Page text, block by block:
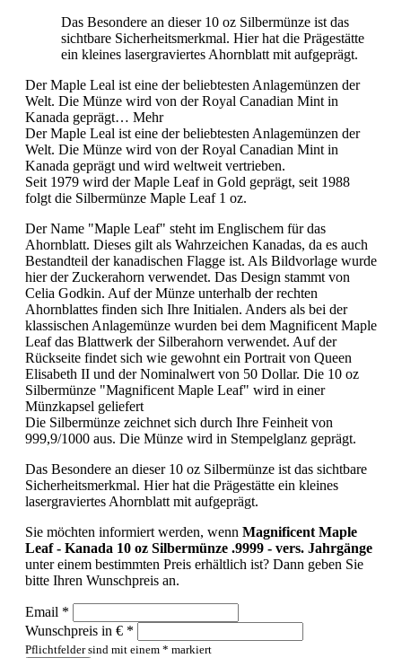
Das Besondere an dieser 10 oz Silbermünze ist das
sichtbare Sicherheitsmerkmal. Hier hat die Prägestätte
ein kleines lasergraviertes Ahornblatt mit aufgeprägt.
Der Maple Leal ist eine der beliebtesten Anlagemünzen der
Welt. Die Münze wird von der Royal Canadian Mint in
Kanada geprägt… Mehr
Der Maple Leal ist eine der beliebtesten Anlagemünzen der
Welt. Die Münze wird von der Royal Canadian Mint in
Kanada geprägt und wird weltweit vertrieben.
Seit 1979 wird der Maple Leaf in Gold geprägt, seit 1988
folgt die Silbermünze Maple Leaf 1 oz.
Der Name "Maple Leaf" steht im Englischem für das
Ahornblatt. Dieses gilt als Wahrzeichen Kanadas, da es auch
Bestandteil der kanadischen Flagge ist. Als Bildvorlage wurde
hier der Zuckerahorn verwendet. Das Design stammt von
Celia Godkin. Auf der Münze unterhalb der rechten
Ahornblattes finden sich Ihre Initialen. Anders als bei der
klassischen Anlagemünze wurden bei dem Magnificent Maple
Leaf das Blattwerk der Silberahorn verwendet. Auf der
Rückseite findet sich wie gewohnt ein Portrait von Queen
Elisabeth II und der Nominalwert von 50 Dollar. Die 10 oz
Silbermünze "Magnificent Maple Leaf" wird in einer
Münzkapsel geliefert
Die Silbermünze zeichnet sich durch Ihre Feinheit von
999,9/1000 aus. Die Münze wird in Stempelglanz geprägt.
Das Besondere an dieser 10 oz Silbermünze ist das sichtbare
Sicherheitsmerkmal. Hier hat die Prägestätte ein kleines
lasergraviertes Ahornblatt mit aufgeprägt.
Sie möchten informiert werden, wenn Magnificent Maple
Leaf - Kanada 10 oz Silbermünze .9999 - vers. Jahrgänge
unter einem bestimmten Preis erhältlich ist? Dann geben Sie
bitte Ihren Wunschpreis an.
Email *
Wunschpreis in € *
Pflichtfelder sind mit einem * markiert